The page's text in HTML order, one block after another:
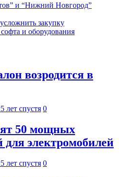
и “Нижний Новгород”
закупку
и оборудования
возродится в
5 лет спустя 0
50 мощных
электромобилей
5 лет спустя 0